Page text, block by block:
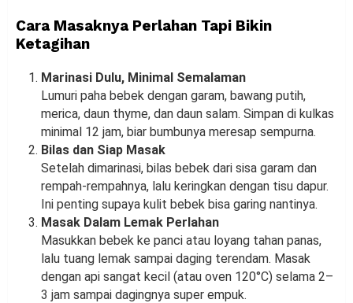
Cara Masaknya Perlahan Tapi Bikin
Ketagihan
Marinasi Dulu, Minimal Semalaman
Lumuri paha bebek dengan garam, bawang putih,
merica, daun thyme, dan daun salam. Simpan di kulkas
minimal 12 jam, biar bumbunya meresap sempurna.
Bilas dan Siap Masak
Setelah dimarinasi, bilas bebek dari sisa garam dan
rempah-rempahnya, lalu keringkan dengan tisu dapur.
Ini penting supaya kulit bebek bisa garing nantinya.
Masak Dalam Lemak Perlahan
Masukkan bebek ke panci atau loyang tahan panas,
lalu tuang lemak sampai daging terendam. Masak
dengan api sangat kecil (atau oven 120°C) selama 2–
3 jam sampai dagingnya super empuk.